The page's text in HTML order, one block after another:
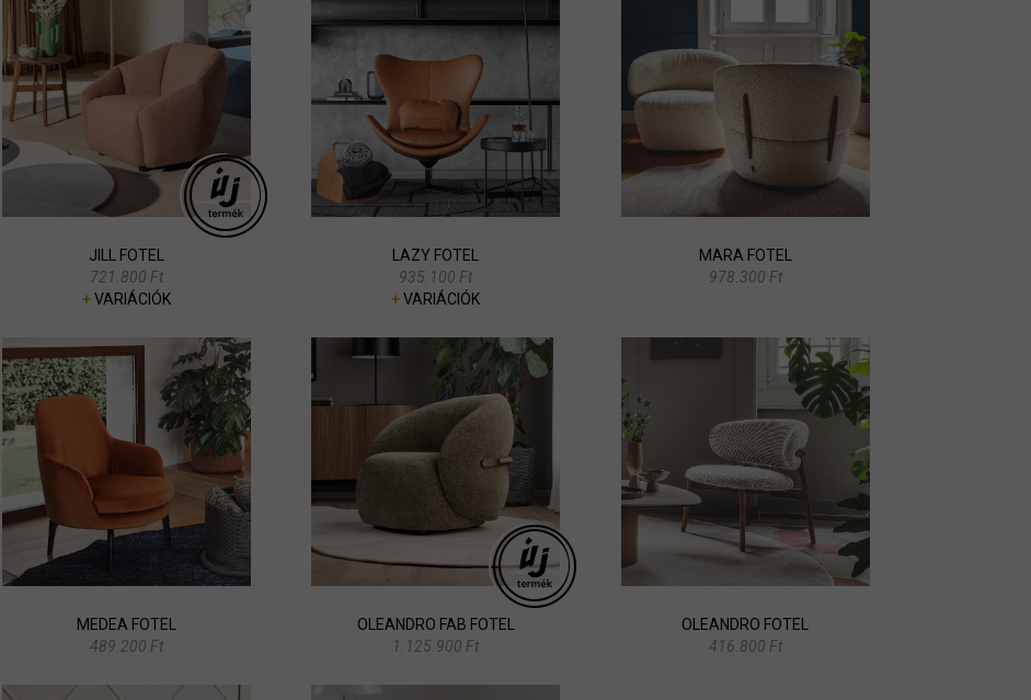
JILL FOTEL
721.800 Ft
+VARIÁCIÓK
LAZY FOTEL
935.100 Ft
+VARIÁCIÓK
MARA FOTEL
978.300 Ft
MEDEA FOTEL
489.200 Ft
OLEANDRO FAB FOTEL
1.125.900 Ft
OLEANDRO FOTEL
416.800 Ft